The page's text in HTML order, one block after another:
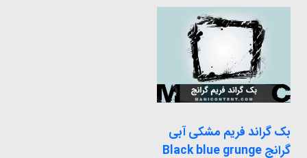
بک گراند فریم مشکی آبی
گرانج Black blue grunge